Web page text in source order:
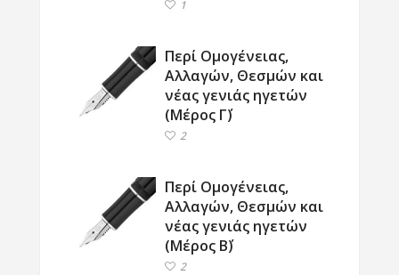
1
Περί Ομογένειας,
Αλλαγών, Θεσμών και
νέας γενιάς ηγετών
(Μέρος Γ΄)
2
Περί Ομογένειας,
Αλλαγών, Θεσμών και
νέας γενιάς ηγετών
(Μέρος Β΄)
2